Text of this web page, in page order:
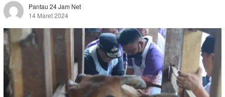
Pantau 24 Jam Net
14 Maret 2024